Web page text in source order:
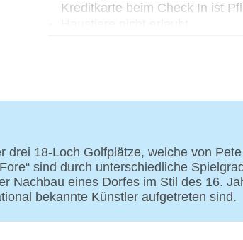
Kreditkarte beim Check In ist
Parkmöglichkeiten: Parkplatz
drei 18-Loch Golfplätze, welche von
Fore“ sind durch unterschiedliche
Nachbau eines Dorfes im Stil des 16.
bekannte Künstler aufgetreten sind.